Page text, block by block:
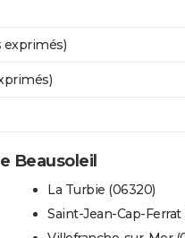
exprimés)
Beausoleil
La Turbie (06320)
Saint-Jean-Cap-Ferrat